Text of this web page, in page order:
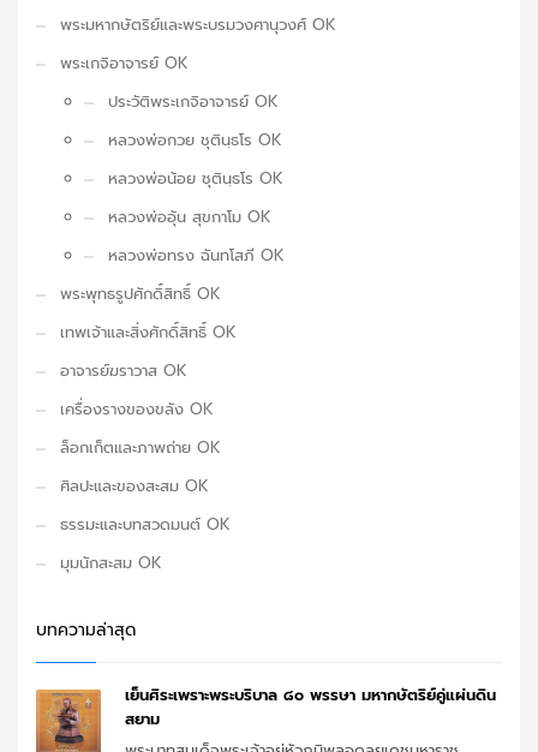
พระมหากษัตริย์และพระบรมวงศานุวงศ์ OK
พระเกจิอาจารย์ OK
ประวัติพระเกจิอาจารย์ OK
หลวงพ่อกวย ชุตินฺธโร OK
หลวงพ่อน้อย ชุตินฺธโร OK
หลวงพ่ออุ้น สุขกาโม OK
หลวงพ่อทรง ฉันทโสภี OK
พระพุทธรูปศักดิ์สิทธิ์ OK
เทพเจ้าและสิ่งศักดิ์สิทธิ์ OK
อาจารย์ฆราวาส OK
เครื่องรางของขลัง OK
ล็อกเก็ตและภาพถ่าย OK
ศิลปะและของสะสม OK
ธรรมะและบทสวดมนต์ OK
มุมนักสะสม OK
บทความล่าสุด
เย็นศิระเพราะพระบริบาล ๘๐ พรรษา มหากษัตริย์คู่แผ่นดิน
สยาม